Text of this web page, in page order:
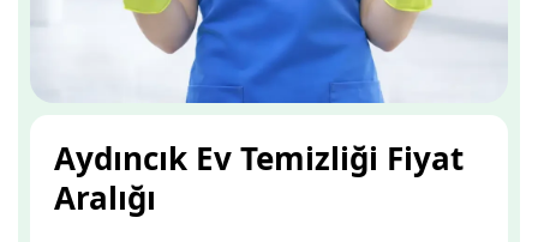
Aydıncık Ev Temizliği Fiyat
Aralığı